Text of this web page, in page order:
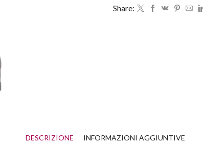
Share:
DESCRIZIONE INFORMAZIONI AGGIUNTIVE